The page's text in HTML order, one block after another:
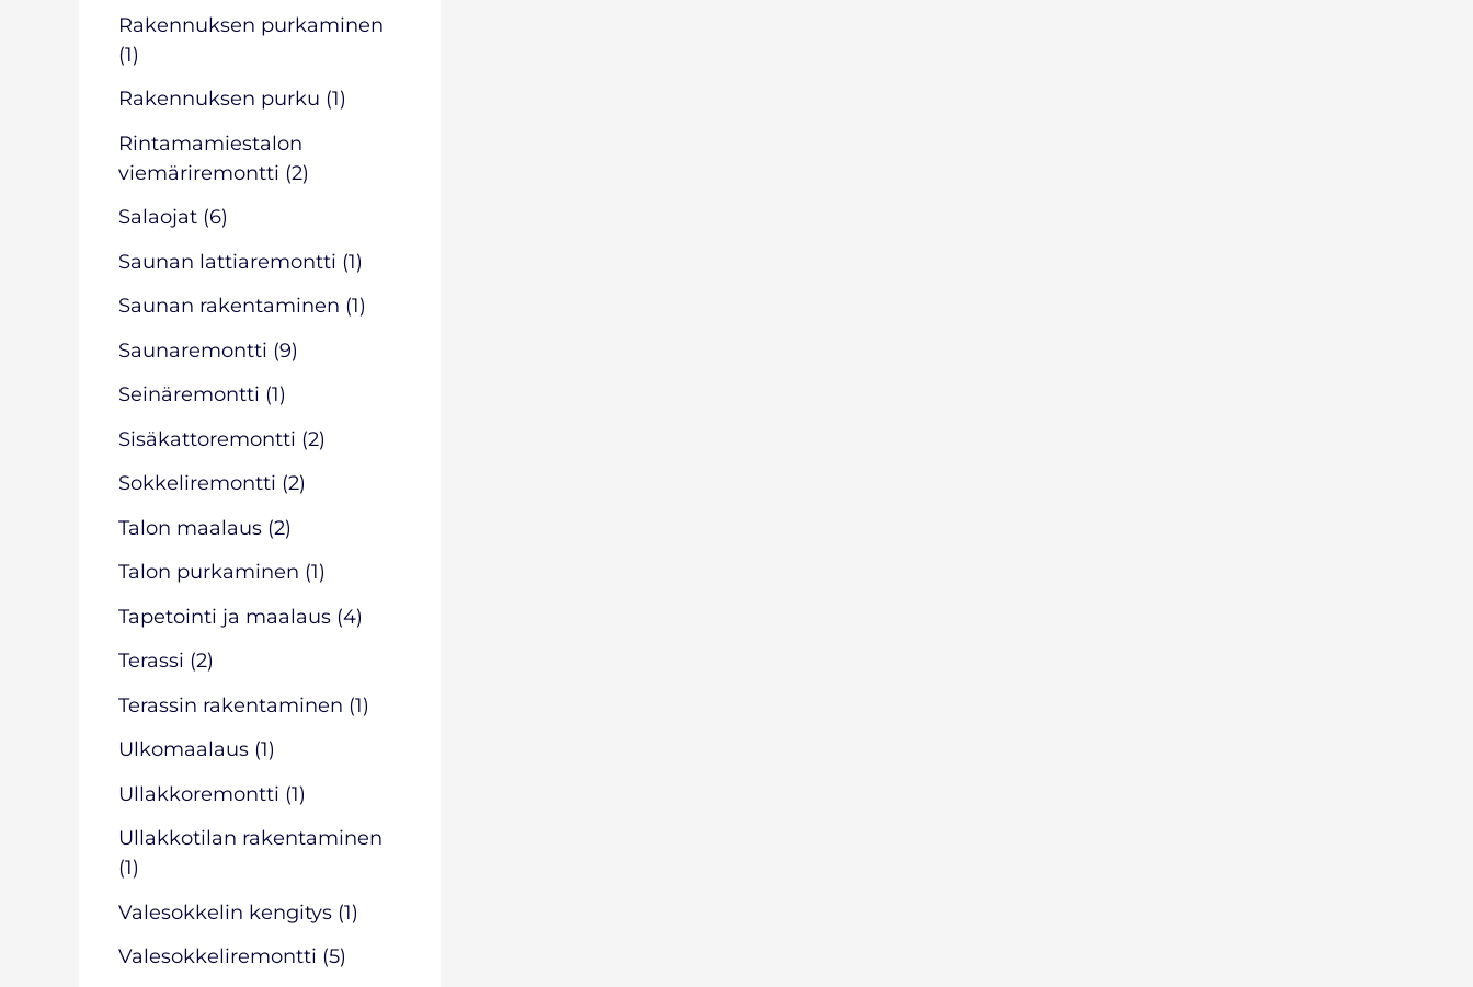
Rakennuksen purkaminen
(1)
Rakennuksen purku (1)
Rintamamiestalon
viemäriremontti (2)
Salaojat (6)
Saunan lattiaremontti (1)
Saunan rakentaminen (1)
Saunaremontti (9)
Seinäremontti (1)
Sisäkattoremontti (2)
Sokkeliremontti (2)
Talon maalaus (2)
Talon purkaminen (1)
Tapetointi ja maalaus (4)
Terassi (2)
Terassin rakentaminen (1)
Ulkomaalaus (1)
Ullakkoremontti (1)
Ullakkotilan rakentaminen
(1)
Valesokkelin kengitys (1)
Valesokkeliremontti (5)